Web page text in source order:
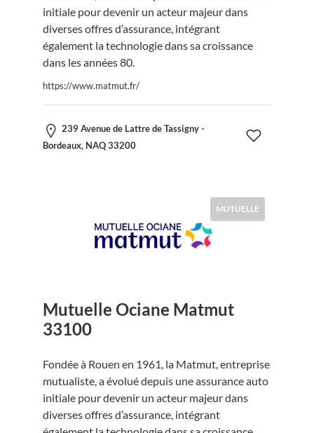
initiale pour devenir un acteur majeur dans
diverses offres d’assurance, intégrant
également la technologie dans sa croissance
dans les années 80.
https://www.matmut.fr/
239 Avenue de Lattre de Tassigny -
Bordeaux, NAQ 33200
MUTUELLE
Mutuelle Ociane Matmut
33100
Fondée à Rouen en 1961, la Matmut, entreprise
mutualiste, a évolué depuis une assurance auto
initiale pour devenir un acteur majeur dans
diverses offres d’assurance, intégrant